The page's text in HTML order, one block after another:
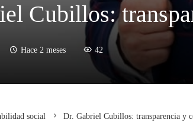
Cubillos:
Hace 2 meses 42
social Dr. Gabriel Cubillos: transparencia y